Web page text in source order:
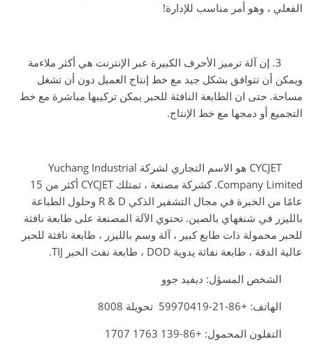
الفعلي ، وهو أمر مناسب للإدارة!
3. إن آلة ترميز الأحرف الكبيرة عبر الإنترنت هي أكثر ملاءمة
ويمكن أن تتوافق بشكل جيد مع خط إنتاج العميل دون أن تشغل
مساحة. حتى ان الطابعة النافثة للحبر يمكن تركيبها مباشرة مع خط
التجميع أو دمجها مع خط الإنتاج.
CYCJET هو الاسم التجاري لشركة Yuchang Industrial
Company Limited. كشركة مصنعة ، تمتلك CYCJET أكثر من 15
عامًا من الخبرة في مجال التشفير الذكي R & D وحلول الطباعة
بالليزر في شنغهاي بالصين. تحتوي الآلة المصنعة على طابعة نافثة
للحبر محمولة ذات طابع كبير ، آلة وسم بالليزر ، طابعة نافثة للحبر
عالية الدقة ، طابعة نفاثة يدوية DOD ، طابعة نفث الحبر TIJ.
الشخص المسؤل: ديفيد جوو
الهاتف: +86-21-59970419 تحويلة 8008
التفلون المحمول: +86-139 1763 1707